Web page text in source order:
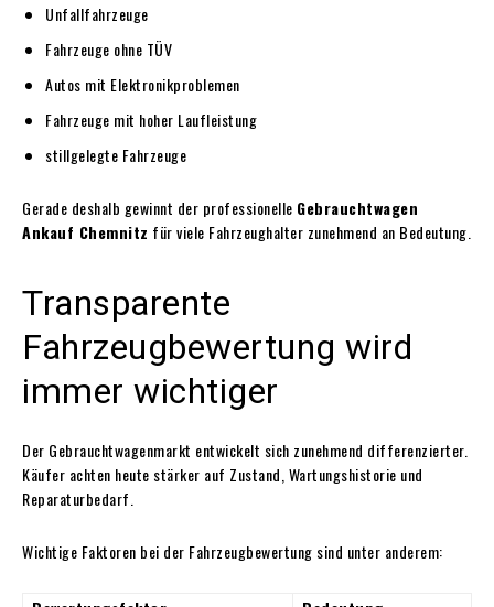
Unfallfahrzeuge
Fahrzeuge ohne TÜV
Autos mit Elektronikproblemen
Fahrzeuge mit hoher Laufleistung
stillgelegte Fahrzeuge
Gerade deshalb gewinnt der professionelle Gebrauchtwagen
Ankauf Chemnitz für viele Fahrzeughalter zunehmend an Bedeutung.
Transparente
Fahrzeugbewertung wird
immer wichtiger
Der Gebrauchtwagenmarkt entwickelt sich zunehmend differenzierter.
Käufer achten heute stärker auf Zustand, Wartungshistorie und
Reparaturbedarf.
Wichtige Faktoren bei der Fahrzeugbewertung sind unter anderem: